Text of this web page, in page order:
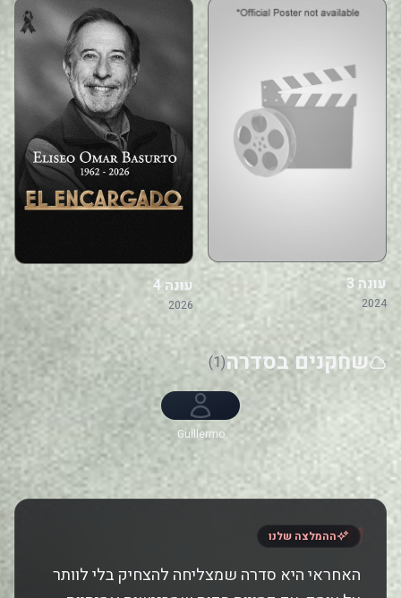
עונה 3
2024
עונה 4
2026
שחקנים בסדרה(1)
Guillermo
Gabriel Goity,
Darío Barassi,
Gastón
" ההמלצה שלנו
האחראי היא סדרה שמצליחה להצחיק בלי לוותר